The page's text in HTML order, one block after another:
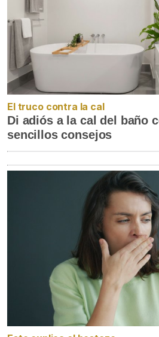
El truco contra la cal
Di adiós a la cal del baño
sencillos consejos